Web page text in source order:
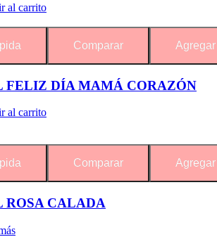
al carrito
Comparar
FELIZ DÍA MAMÁ CORAZÓN
al carrito
Comparar
ROSA CALADA